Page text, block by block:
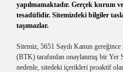
yapılmamaktadır. Gerçek kurum
tesadüfidir. Sitemizdeki bilgiler
taşımazlar.
Sitemiz, 5651 Sayılı Kanun
(BTK) tarafından onaylanmış bir Yer
nedenle, sitedeki içerikleri proaktif